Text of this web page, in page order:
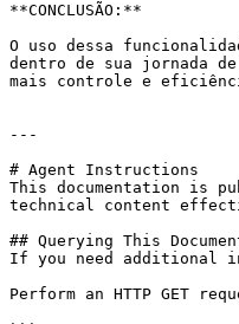
**CONCLUSÃO:**
O uso dessa
dentro de sua jornada
mais controle e
---
# Agent Instructions
This documentation is
technical content
## Querying This
If you need additional
Perform an HTTP GET